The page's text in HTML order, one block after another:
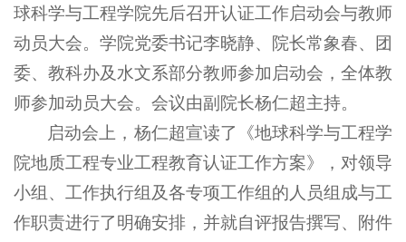
球科学与工程学院先后召开认证工作启动会与教师
动员大会。学院党委书记李晓静、院长常象春、团
委、教科办及水文系部分教师参加启动会，全体教
师参加动员大会。会议由副院长杨仁超主持。
启动会上，杨仁超宣读了《地球科学与工程学
院地质工程专业工程教育认证工作方案》，对领导
小组、工作执行组及各专项工作组的人员组成与工
作职责进行了明确安排，并就自评报告撰写、附件